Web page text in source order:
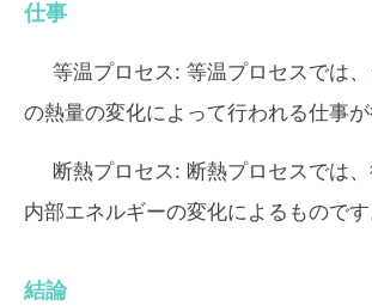
仕事
等温プロセス: 等温プロセスでは
の熱量の変化によって行われる仕事が
断熱プロセス: 断熱プロセスでは
内部エネルギーの変化によるものです
結論